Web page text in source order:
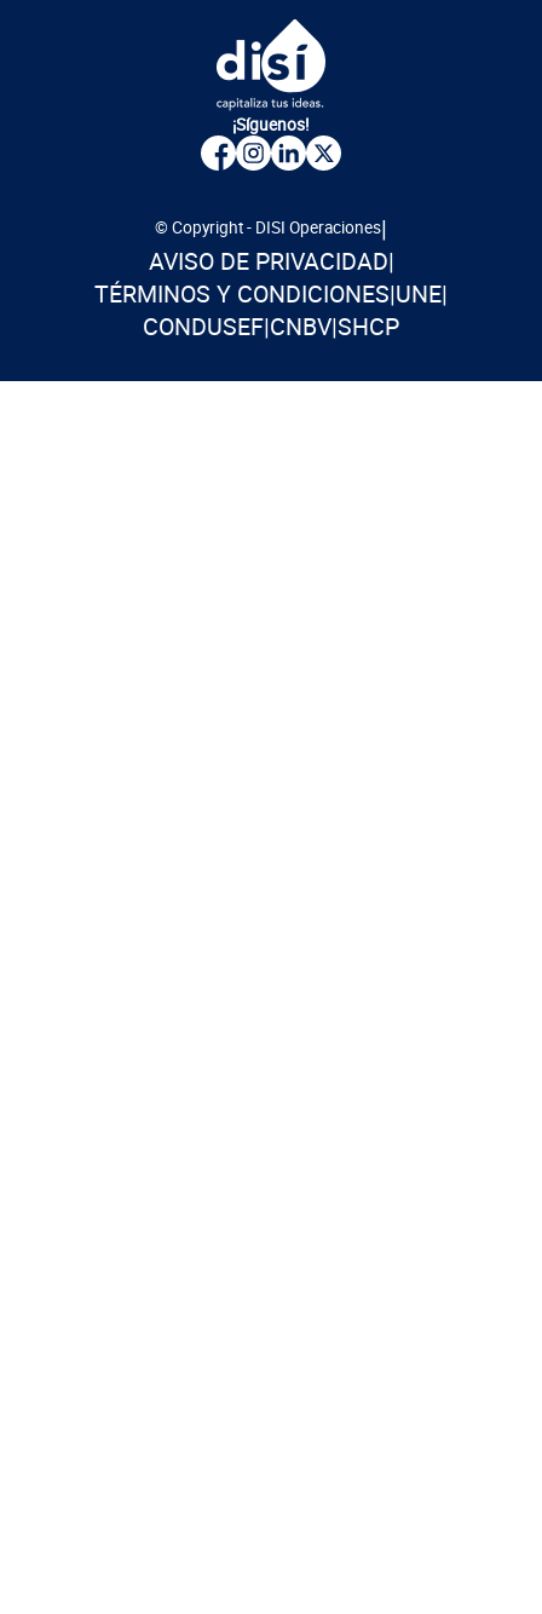
¡Síguenos!
© Copyright - DISI Operaciones|
AVISO DE PRIVACIDAD|
TÉRMINOS Y CONDICIONES|UNE|
CONDUSEF|CNBV|SHCP